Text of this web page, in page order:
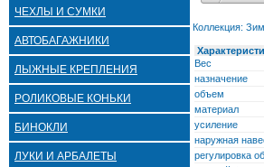
ЧЕХЛЫ И СУМКИ
АВТОБАГАЖНИКИ
ЛЫЖНЫЕ КРЕПЛЕНИЯ
РОЛИКОВЫЕ КОНЬКИ
БИНОКЛИ
ЛУКИ И АРБАЛЕТЫ
Коллекция:
Вес
назначение
объем
материал
усиление
наружная
регулировка